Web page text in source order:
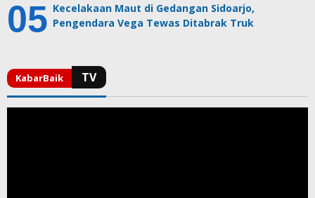
Kecelakaan Maut di Gedangan Sidoarjo,
Pengendara Vega Tewas Ditabrak Truk